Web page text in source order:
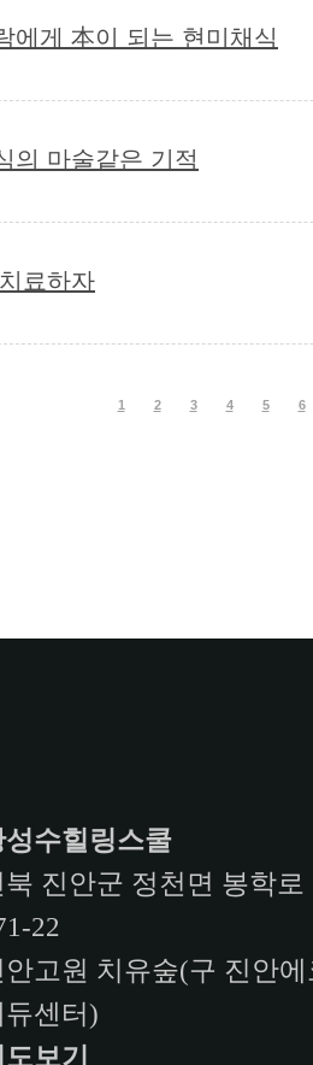
에게 本이 되는 현미채식
의 마술같은 기적
료하자
1 2 3 4 5 6
성수힐링스쿨
북 진안군 정천면 봉학로
22
안고원 치유숲(구 진안에
듀센터)
보기